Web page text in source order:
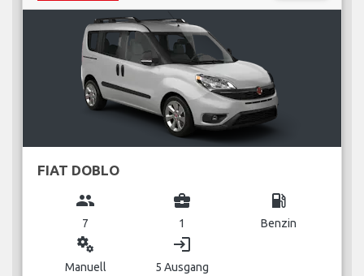
FIAT DOBLO
group
7
business_center
1
local_gas_station
Benzin
miscellaneous_services
Manuell
login
5 Ausgang